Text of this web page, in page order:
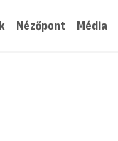
Nézőpont Média